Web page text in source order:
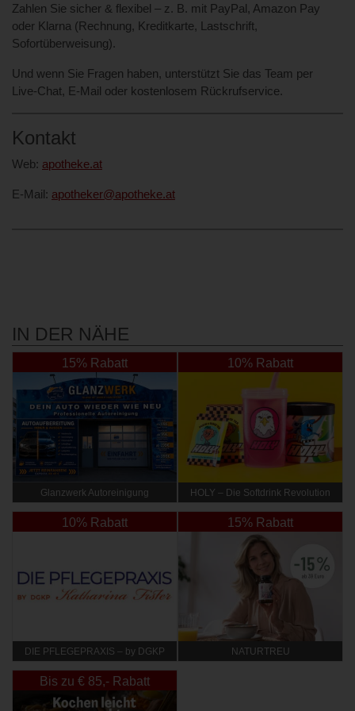
Zahlen Sie sicher & flexibel – z. B. mit PayPal, Amazon Pay
oder Klarna (Rechnung, Kreditkarte, Lastschrift,
Sofortüberweisung).
Und wenn Sie Fragen haben, unterstützt Sie das Team per
Live‑Chat, E‑Mail oder kostenlosem Rückrufservice.
Kontakt
Web: apotheke.at
E-Mail: apotheker@apotheke.at
IN DER NÄHE
15% Rabatt
Glanzwerk Autoreinigung
10% Rabatt
HOLY – Die Softdrink Revolution
10% Rabatt
DIE PFLEGEPRAXIS – by DGKP
15% Rabatt
NATURTREU
Bis zu € 85,- Rabatt